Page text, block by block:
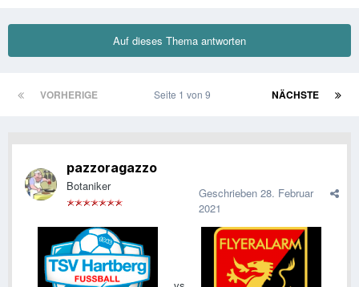
Auf dieses Thema antworten
VORHERIGE NÄCHSTE
Seite 1 von 9
pazzoragazzo
Botaniker Geschrieben 28. Februar
2021